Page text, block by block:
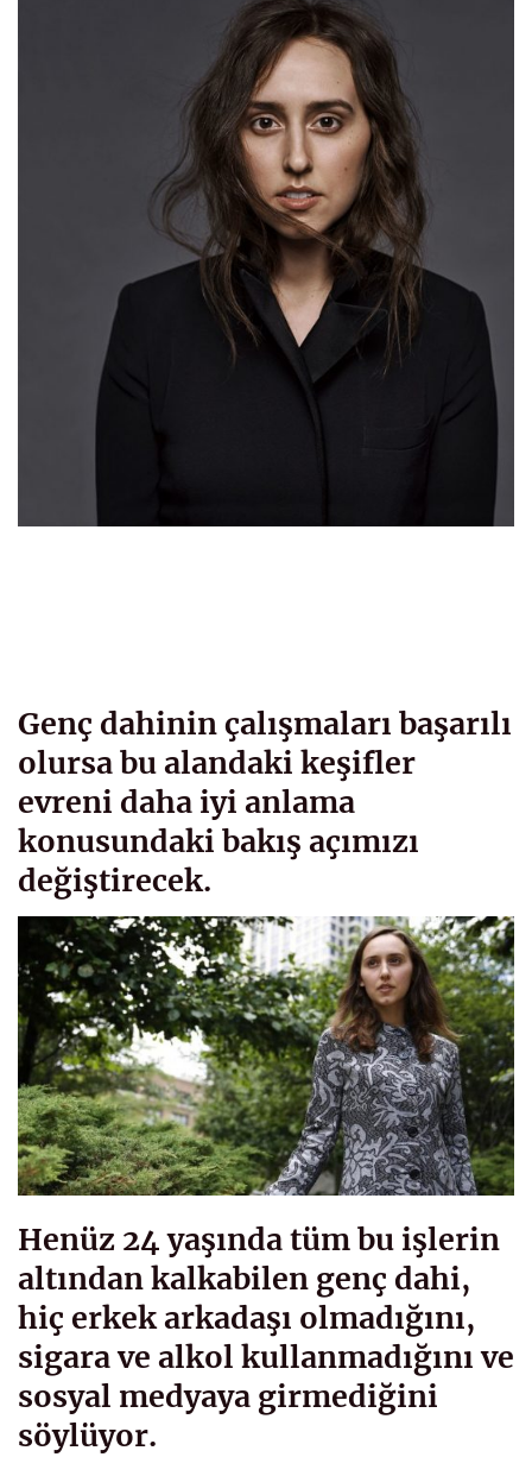
Genç dahinin çalışmaları başarılı
olursa bu alandaki keşifler
evreni daha iyi anlama
konusundaki bakış açımızı
değiştirecek.
Henüz 24 yaşında tüm bu işlerin
altından kalkabilen genç dahi,
hiç erkek arkadaşı olmadığını,
sigara ve alkol kullanmadığını ve
sosyal medyaya girmediğini
söylüyor.